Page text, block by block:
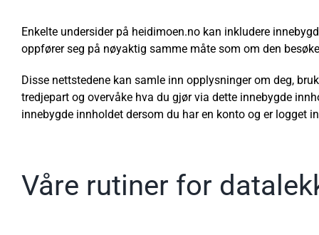
Enkelte undersider på heidimoen.no kan inkludere
oppfører seg på nøyaktig samme måte som om den
Disse nettstedene kan samle inn opplysninger om deg,
tredjepart og overvåke hva du gjør via dette innebygde
innebygde innholdet dersom du har en konto og er logget
Våre rutiner for